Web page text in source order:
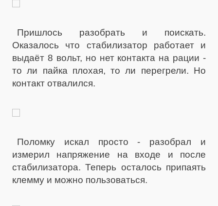
Пришлось разобрать и поискать.
Оказалось что стабилизатор работает и
выдаёт 8 вольт, но нет контакта на рации -
то ли пайка плохая, то ли перегрели. Но
контакт отвалился.
Поломку искал просто - разобрал и
измерил напряжение на входе и после
стабилизатора. Теперь осталось припаять
клемму и можно пользоваться.